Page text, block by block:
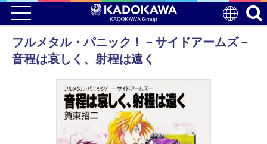
フルメタル・パニック！－サイドアームズ－
音程は哀しく、射程は遠く